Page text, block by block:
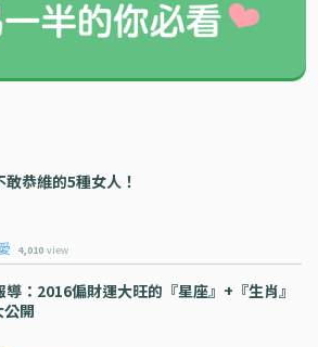
敢恭維的5種女人！
4,010 view
導：2016偏財運大旺的『星座』+『生肖』
公開